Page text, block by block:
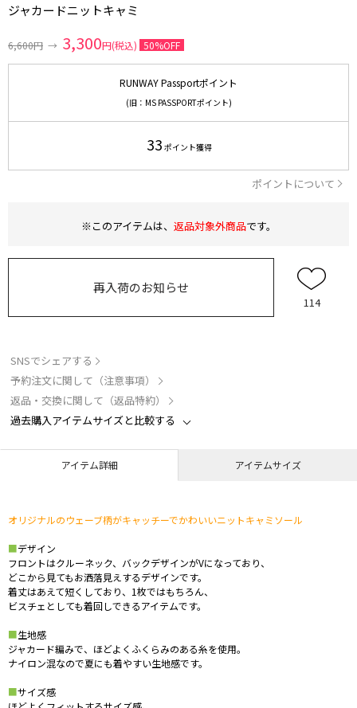
ジャカードニットキャミ
6,600円 → 3,300円(税込) 50%OFF
RUNWAY Passportポイント
(旧：MS PASSPORTポイント)
33 ポイント獲得
ポイントについて
※このアイテムは、 返品対象外商品です。
再入荷のお知らせ
114
SNSでシェアする
予約注文に関して（注意事項）
返品・交換に関して（返品特約）
過去購入アイテムサイズと比較する
アイテム詳細 アイテムサイズ
オリジナルのウェーブ柄がキャッチーでかわいいニットキャミソール
■デザイン
フロントはクルーネック、バックデザインがVになっており、
どこから見てもお洒落見えするデザインです。
着丈はあえて短くしており、1枚ではもちろん、
ビスチェとしても着回しできるアイテムです。
■生地感
ジャカード編みで、ほどよくふくらみのある糸を使用。
ナイロン混なので夏にも着やすい生地感です。
■サイズ感